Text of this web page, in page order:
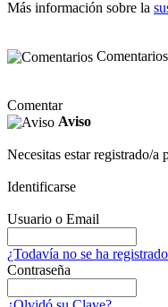
Más información sobre la
Comentarios
Comentar
Aviso
Necesitas estar registrado/a
Identificarse
Usuario o Email
¿Todavía no se ha
Contraseña